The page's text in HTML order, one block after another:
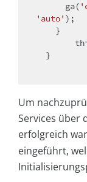
      ga(
'auto' );
Um
Services über
erfolgreich
eingeführt,